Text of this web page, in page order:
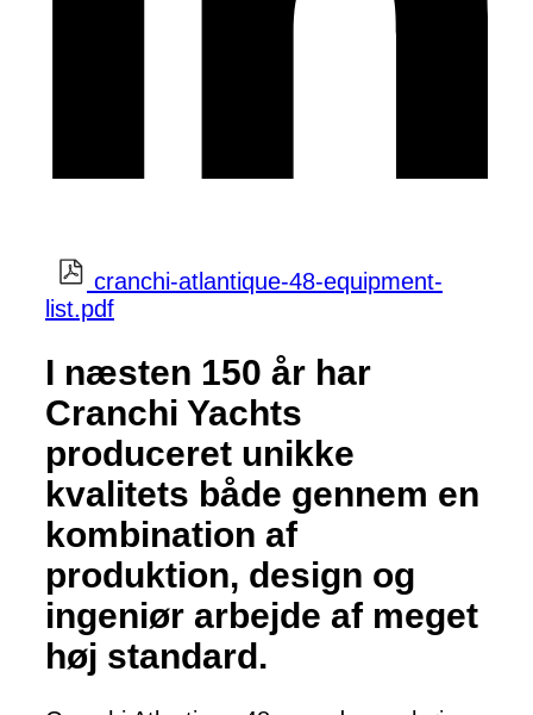
cranchi-atlantique-48-equipment-
list.pdf
I næsten 150 år har
Cranchi Yachts
produceret unikke
kvalitets både gennem en
kombination af
produktion, design og
ingeniør arbejde af meget
høj standard.